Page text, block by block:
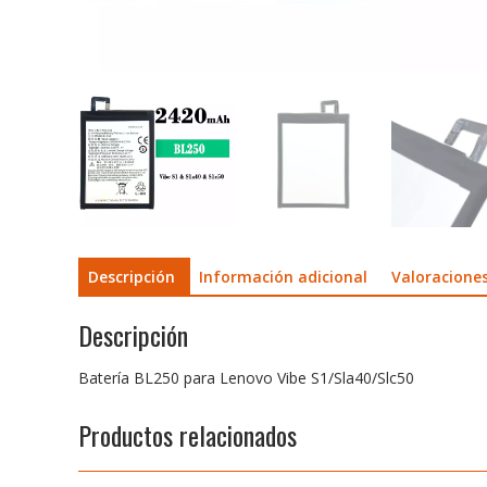
Descripción Información adicional
Descripción
Batería BL250 para Lenovo Vibe S1/Sla40/Slc50
Productos relacionados